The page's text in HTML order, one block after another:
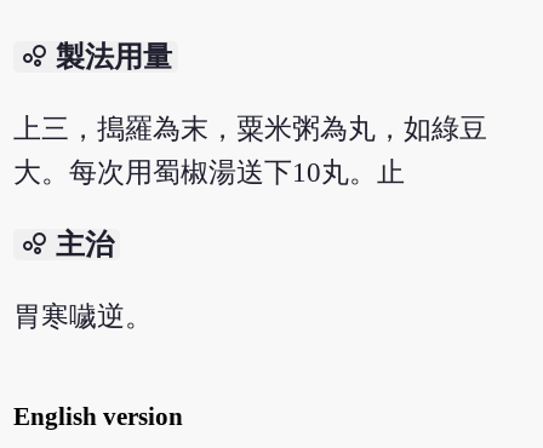
bubble_chart 製法用量
上三，搗羅為末，粟米粥為丸，如綠豆
大。每次用蜀椒湯送下10丸。止
bubble_chart 主治
胃寒噦逆。
English version